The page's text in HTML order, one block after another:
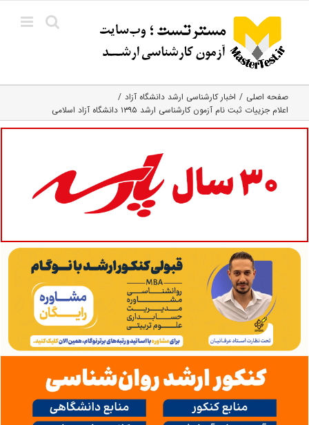
content
صفحه اصلی
اخبار کارشناسی ارشد دانشگاه آزاد
اعلام جزییات ثبت نام آزمون کارشناسی ارشد ۱۳۹۵ دانشگاه آزاد اسلامی